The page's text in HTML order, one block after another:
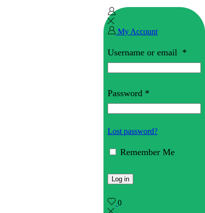
My Account
Username or email *
Password *
Lost password?
Remember Me
Log in
0